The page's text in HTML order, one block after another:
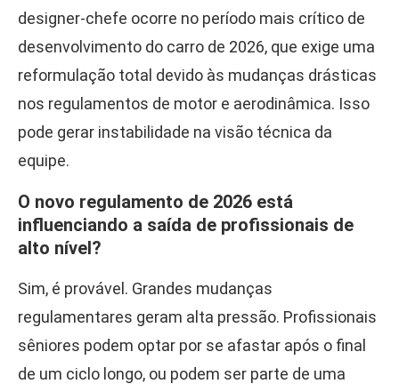
designer-chefe ocorre no período mais crítico de
desenvolvimento do carro de 2026, que exige uma
reformulação total devido às mudanças drásticas
nos regulamentos de motor e aerodinâmica. Isso
pode gerar instabilidade na visão técnica da
equipe.
O novo regulamento de 2026 está
influenciando a saída de profissionais de
alto nível?
Sim, é provável. Grandes mudanças
regulamentares geram alta pressão. Profissionais
sêniores podem optar por se afastar após o final
de um ciclo longo, ou podem ser parte de uma